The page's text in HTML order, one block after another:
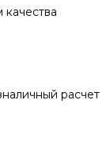
расчет